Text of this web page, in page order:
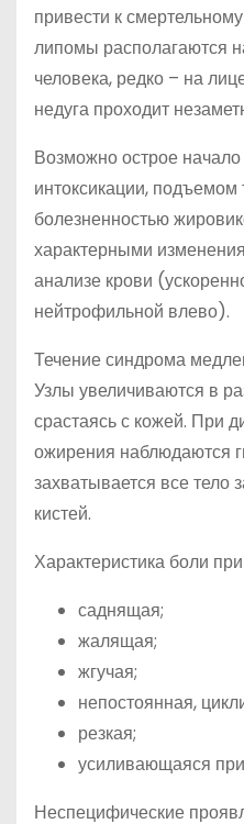
привести к
липомы располагаются
человека, редко – на
недуга проходит
Возможно острое
интоксикации,
болезненностью
характерными
анализе крови
нейтрофильной влево).
Течение синдрома
Узлы увеличиваются в
срастаясь с кожей. При
ожирения наблюдаются
захватывается все тело
кистей.
Характеристика боли
саднящая;
жалящая;
жгучая;
непостоянная,
резкая;
усиливающаяся
Неспецифические